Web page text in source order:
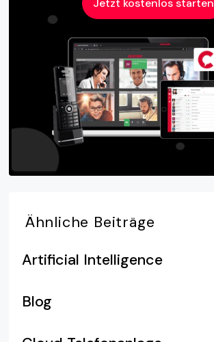
Jetzt kostenlos starten
Ähnliche Beiträge
Artificial Intelligence
Blog